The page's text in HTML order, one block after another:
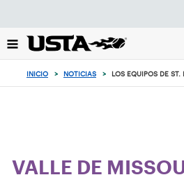
el
botón
INICIO > NOTICIAS > LOS EQUIPOS DE ST.
VALLE DE